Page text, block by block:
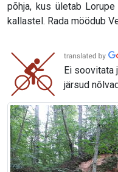
põhja, kus ületab
kallastel. Rada möödub
Ei soovitata
järsud